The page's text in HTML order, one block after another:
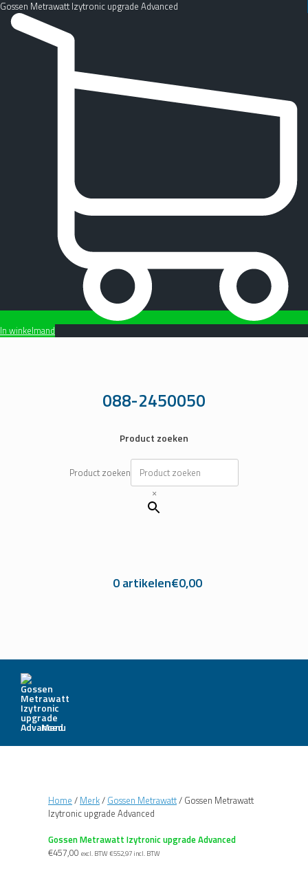
Gossen Metrawatt Izytronic upgrade Advanced
In winkelmand
088-2450050
Product zoeken
Product zoeken
×
0 artikelen€0,00
Menu
Home / Merk/ Gossen Metrawatt/ Gossen Metrawatt
Izytronic upgrade Advanced
Gossen Metrawatt Izytronic upgrade Advanced
€457,00 excl. BTW €552,97 incl. BTW